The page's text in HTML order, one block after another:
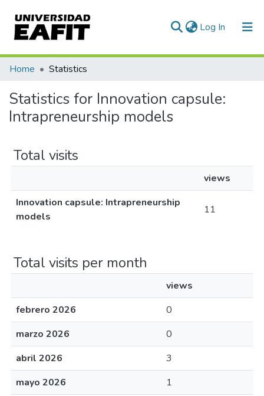
Log In (current)
Home Statistics
Statistics for Innovation capsule:
Intrapreneurship models
Total visits
views
Innovation capsule: Intrapreneurship
models
11
Total visits per month
views
febrero 2026
0
marzo 2026
0
abril 2026
3
mayo 2026
1